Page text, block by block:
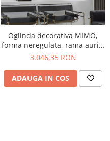
Oglinda decorativa MIMO,
forma neregulata, rama aurie,
latime 114 cm - SCHULLER
3.046,35 RON
ADAUGA IN COS